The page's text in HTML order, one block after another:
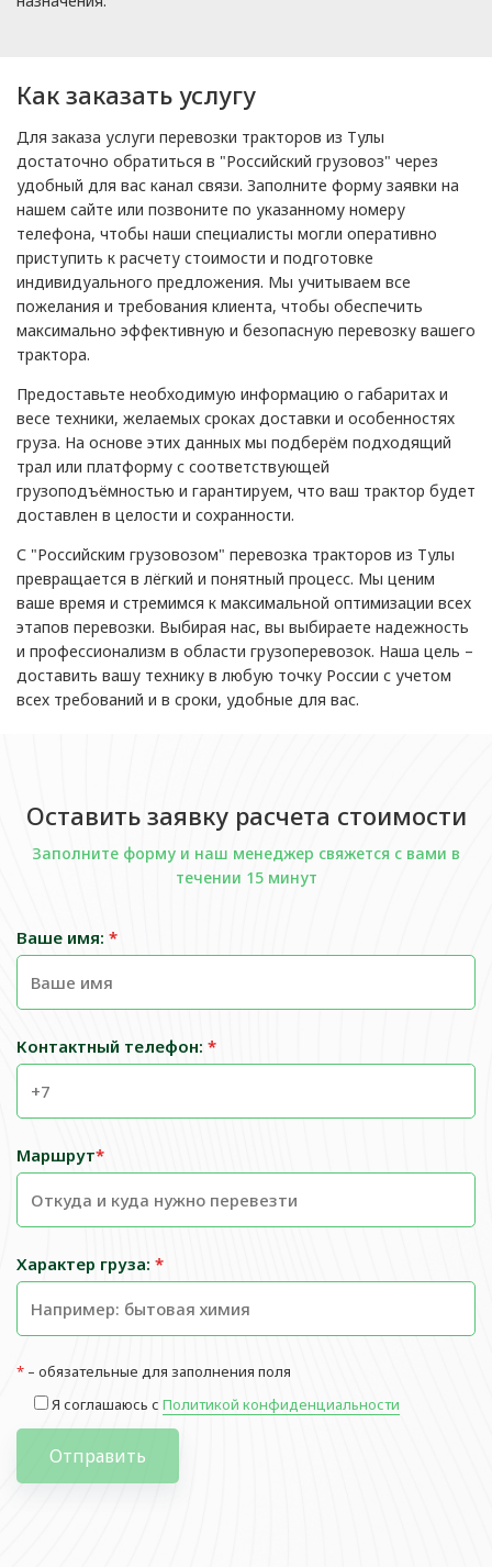
Как заказать услугу
Для заказа услуги перевозки тракторов из Тулы
достаточно обратиться в "Российский грузовоз" через
удобный для вас канал связи. Заполните форму заявки на
нашем сайте или позвоните по указанному номеру
телефона, чтобы наши специалисты могли оперативно
приступить к расчету стоимости и подготовке
индивидуального предложения. Мы учитываем все
пожелания и требования клиента, чтобы обеспечить
максимально эффективную и безопасную перевозку вашего
трактора.
Предоставьте необходимую информацию о габаритах и
весе техники, желаемых сроках доставки и особенностях
груза. На основе этих данных мы подберём подходящий
трал или платформу с соответствующей
грузоподъёмностью и гарантируем, что ваш трактор будет
доставлен в целости и сохранности.
С "Российским грузовозом" перевозка тракторов из Тулы
превращается в лёгкий и понятный процесс. Мы ценим
ваше время и стремимся к максимальной оптимизации всех
этапов перевозки. Выбирая нас, вы выбираете надежность
и профессионализм в области грузоперевозок. Наша цель –
доставить вашу технику в любую точку России с учетом
всех требований и в сроки, удобные для вас.
Оставить заявку расчета стоимости
Заполните форму и наш менеджер свяжется с вами в
течении 15 минут
Ваше имя: *
Контактный телефон: *
Маршрут*
Характер груза: *
* – обязательные для заполнения поля
Я соглашаюсь с Политикой конфиденциальности
Отправить